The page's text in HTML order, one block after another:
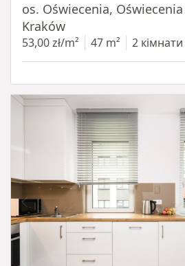
os. Oświecenia,
Kraków
53,00 zł/m² 47 m² 2 кімнати